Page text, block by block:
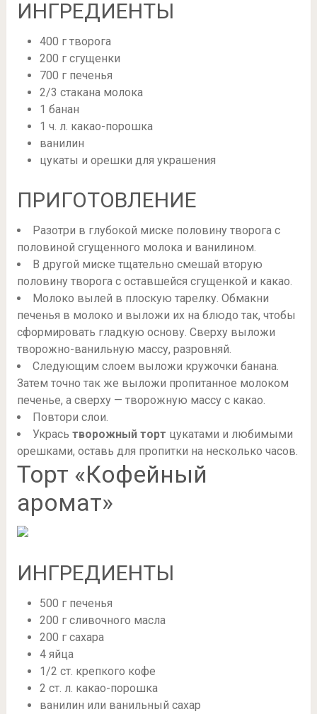
ИНГРЕДИЕНТЫ
400 г творога
200 г сгущенки
700 г печенья
2/3 стакана молока
1 банан
1 ч. л. какао-порошка
ванилин
цукаты и орешки для украшения
ПРИГОТОВЛЕНИЕ
Разотри в глубокой миске половину творога с
половиной сгущенного молока и ванилином.
В другой миске тщательно смешай вторую
половину творога с оставшейся сгущенкой и какао.
Молоко вылей в плоскую тарелку. Обмакни
печенья в молоко и выложи их на блюдо так, чтобы
сформировать гладкую основу. Сверху выложи
творожно-ванильную массу, разровняй.
Следующим слоем выложи кружочки банана.
Затем точно так же выложи пропитанное молоком
печенье, а сверху — творожную массу с какао.
Повтори слои.
Укрась творожный торт цукатами и любимыми
орешками, оставь для пропитки на несколько часов.
Торт «Кофейный
аромат»
ИНГРЕДИЕНТЫ
500 г печенья
200 г сливочного масла
200 г сахара
4 яйца
1/2 ст. крепкого кофе
2 ст. л. какао-порошка
ванилин или ванильный сахар